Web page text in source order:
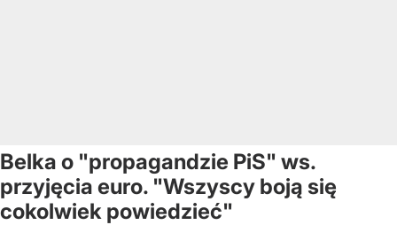
Belka o "propagandzie PiS" ws.
przyjęcia euro. "Wszyscy boją się
cokolwiek powiedzieć"